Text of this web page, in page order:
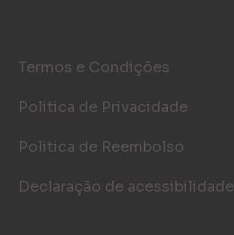
Termos e Condições
Politica de Privacidade
Politica de Reembolso
Declaração de acessibilidade